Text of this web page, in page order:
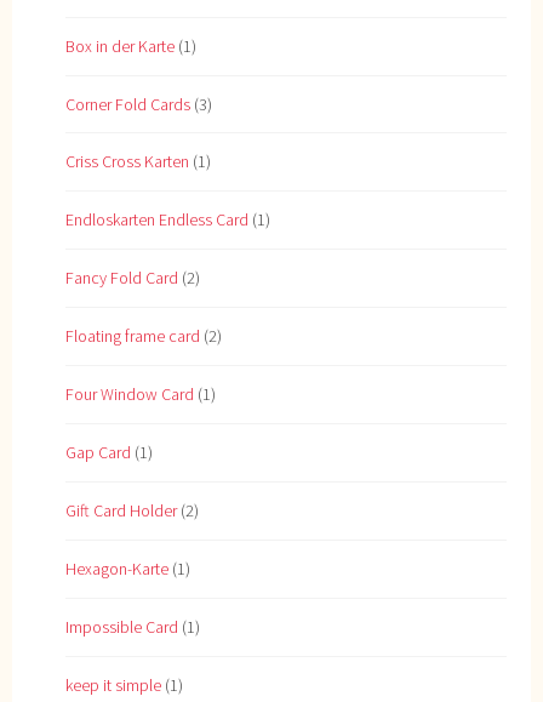
Box in der Karte (1)
Corner Fold Cards (3)
Criss Cross Karten (1)
Endloskarten Endless Card (1)
Fancy Fold Card (2)
Floating frame card (2)
Four Window Card (1)
Gap Card (1)
Gift Card Holder(2)
Hexagon-Karte (1)
Impossible Card (1)
keep it simple (1)